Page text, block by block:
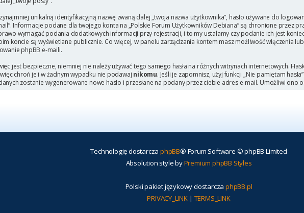
unikalną identyfikacyjną nazwę zwaną dalej „twoja nazwa użytkownika”, hasło używane do
Informacje podane dla twojego konta na „Polskie Forum Użytkowników Debiana” są chronione przez
wymagać podania dodatkowych informacji przy rejestracji, i to my ustalamy czy podanie ich jest
koncie są wyświetlane publicznie. Co więcej, w panelu zarządzania kontem masz możliwość włączenia
phpBB e-maili.
jest bezpieczne, niemniej nie należy używać tego samego hasła na różnych witrynach internetowych.
chroń je i w żadnym wypadku nie podawaj nikomu. Jeśli je zapomnisz, użyj funkcji „Nie pamiętam
zostanie wygenerowane nowe hasło i przesłane na podany przez ciebie adres e-mail. Umożliwi
Technologię dostarcza phpBB® Forum Software © phpBB Limited
Absolution style byPremium phpBB Styles
Polski pakiet językowy dostarcza phpBB.pl
PRIVACY_LINK | TERMS_LINK